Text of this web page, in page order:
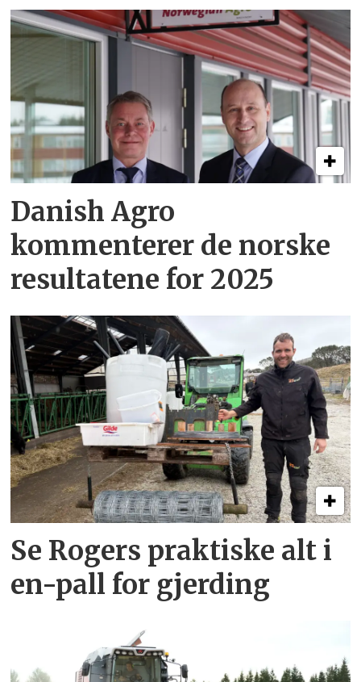
Danish Agro
kommenterer de norske
resultatene for 2025
Se Rogers praktiske alt i
en-pall for gjerding